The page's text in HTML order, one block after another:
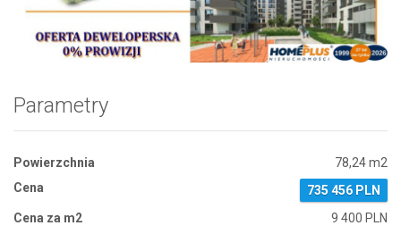
Zdjęcie 1
Parametry
Powierzchnia
78,24 m2
Cena
735 456 PLN
Cena za m2
9 400 PLN